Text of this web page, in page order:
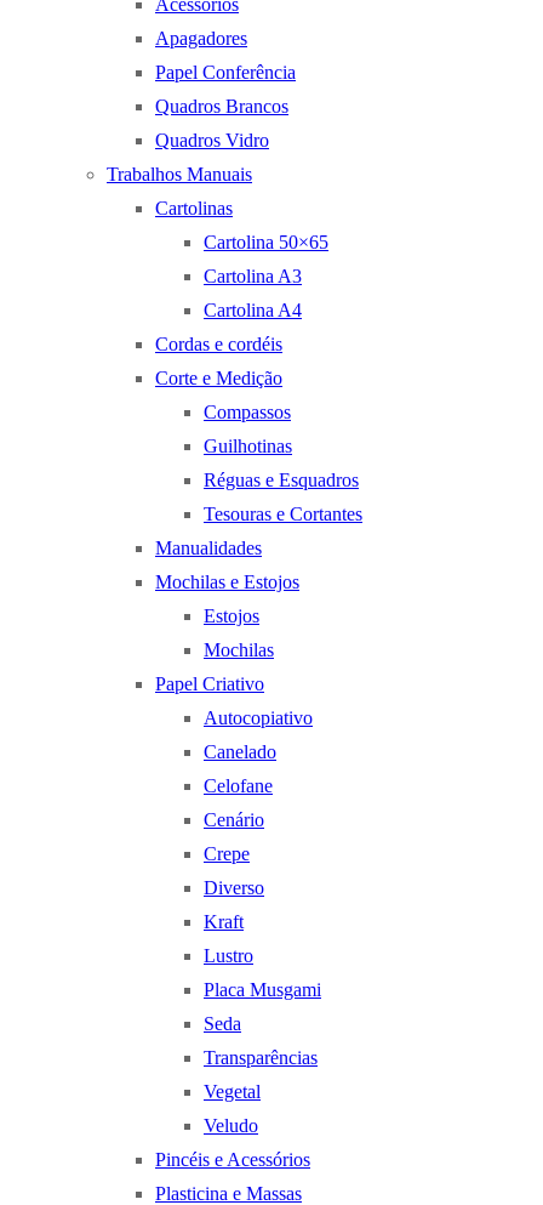
Acessorios
Apagadores
Papel Conferência
Quadros Brancos
Quadros Vidro
Trabalhos Manuais
Cartolinas
Cartolina 50×65
Cartolina A3
Cartolina A4
Cordas e cordéis
Corte e Medição
Compassos
Guilhotinas
Réguas e Esquadros
Tesouras e Cortantes
Manualidades
Mochilas e Estojos
Estojos
Mochilas
Papel Criativo
Autocopiativo
Canelado
Celofane
Cenário
Crepe
Diverso
Kraft
Lustro
Placa Musgami
Seda
Transparências
Vegetal
Veludo
Pincéis e Acessórios
Plasticina e Massas